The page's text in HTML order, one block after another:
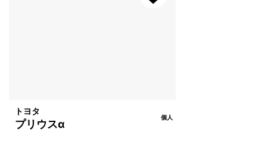
トヨタ
プリウスα
個人